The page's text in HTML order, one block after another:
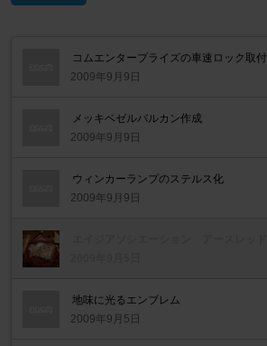
コムエンタープライズの車速ロック取付
2009年9月9日
メッキベゼルバルカン作成
2009年9月9日
ウィンカーランプのステルス化
2009年9月9日
地味に光るエンブレム
2009年9月5日